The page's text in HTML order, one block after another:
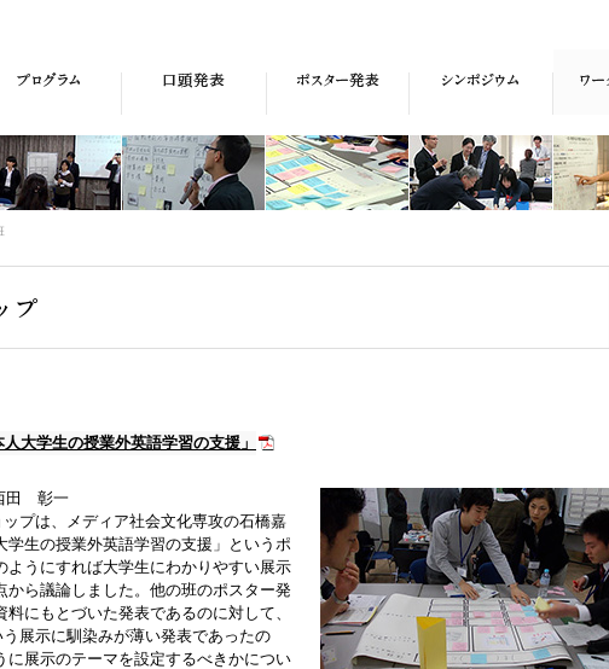
人大学生の授業外英語学習の支援」
田 彰一
プは、メディア社会文化専攻の石橋嘉
学生の授業外英語学習の支援」というポ
ようにすれば大学生にわかりやすい展示
から議論しました。他の班のポスター発
にもとづいた発表であるのに対して、
展示に馴染みが薄い発表であったの
に展示のテーマを設定するべきかについ